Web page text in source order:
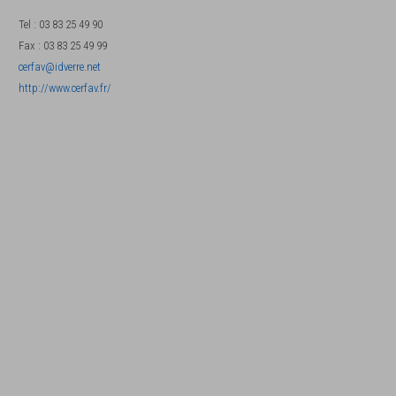
Tel : 03 83 25 49 90
Fax : 03 83 25 49 99
cerfav@idverre.net
http://www.cerfav.fr/